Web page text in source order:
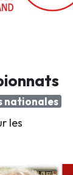
nationales
les